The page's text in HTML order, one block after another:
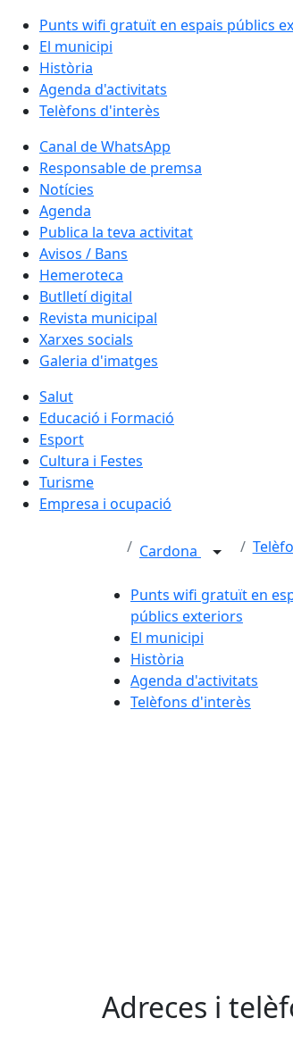
Punts wifi gratuït en espais públics
El municipi
Història
Agenda d'activitats
Telèfons d'interès
Canal de WhatsApp
Responsable de premsa
Notícies
Agenda
Publica la teva activitat
Avisos / Bans
Hemeroteca
Butlletí digital
Revista municipal
Xarxes socials
Galeria d'imatges
Salut
Educació i Formació
Esport
Cultura i Festes
Turisme
Empresa i ocupació
Cardona
Punts wifi gratuït en
públics exteriors
El municipi
Història
Agenda d'activitats
Telèfons d'interès
Adreces i